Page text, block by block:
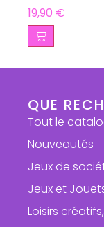
19,90 €
QUE
Tout le
Nouveautés
Jeux de
Jeux et
Loisirs